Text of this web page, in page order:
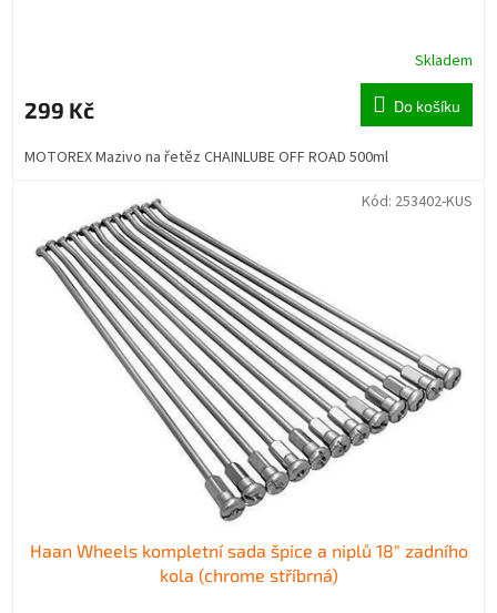
Skladem
299 Kč Do košíku
MOTOREX Mazivo na řetěz CHAINLUBE OFF ROAD 500ml
Haan Wheels kompletní sada špice a niplů 18" zadního
kola (chrome stříbrná)
Kód: 253402-KUS